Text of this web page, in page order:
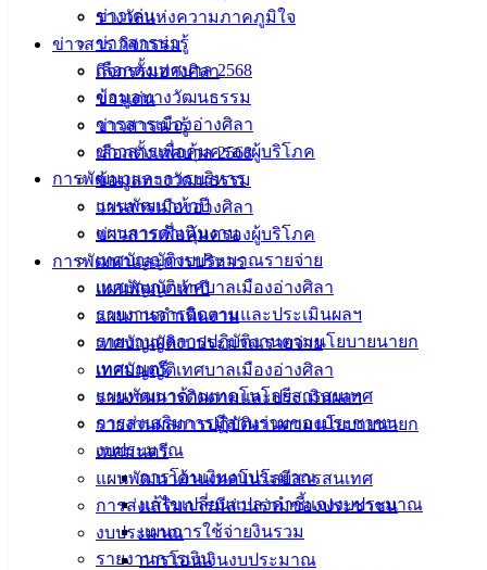
ข่าวเด่น
ข่าวสารน่ารู้
เลือกตั้งเทศบาล 2568
ข้อมูลทางวัฒนธรรม
วารสารเมืองอ่างศิลา
ข่าวสารเพื่อคุ้มครองผู้บริโภค
การพัฒนาและการบริหาร
แผนพัฒนาห้าปี
แผนการดำเนินงาน
เทศบัญญัติงบประมาณรายจ่าย
เทศบัญญัติเทศบาลเมืองอ่างศิลา
รายงานการติดตามและประเมินผลฯ
รายงานผลการปฏิบัติงานตามนโยบายนายก
เทศมนตรี
แผนพัฒนาด้านเทคโนโลยีสารสนเทศ
การส่งเสริมการมีส่วนร่วมของประชาชน
งบประมาณ
การโอนเงินงบประมาณ
แก้ไขเปลี่ยนแปลงคำชี้แจงงบประมาณ
แผนการใช้จ่ายงินรวม
รายงานการเงิน
รางวัลแห่งความภาคภูมิใจ
ข่าวสาร กิจกรรม
กิจกรรมอ่างศิลา
ข่าวเด่น
ข่าวสารน่ารู้
เลือกตั้งเทศบาล 2568
ข้อมูลทางวัฒนธรรม
วารสารเมืองอ่างศิลา
ข่าวสารเพื่อคุ้มครองผู้บริโภค
การพัฒนาและการบริหาร
แผนพัฒนาห้าปี
แผนการดำเนินงาน
เทศบัญญัติงบประมาณรายจ่าย
เทศบัญญัติเทศบาลเมืองอ่างศิลา
รายงานการติดตามและประเมินผลฯ
รายงานผลการปฏิบัติงานตามนโยบายนายก
เทศมนตรี
แผนพัฒนาด้านเทคโนโลยีสารสนเทศ
การส่งเสริมการมีส่วนร่วมของประชาชน
งบประมาณ
การโอนเงินงบประมาณ
บริการ
ประชาชน
ดาวน์โหลด
ฟอร์ม,
สำหรับ
ประชาชน/
อิเล็กทรอนิกส์